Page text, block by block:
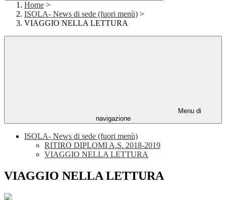
Home >
ISOLA- News di sede (fuori menù) >
VIAGGIO NELLA LETTURA
Menu di
navigazione
ISOLA- News di sede (fuori menù)
RITIRO DIPLOMI A.S. 2018-2019
VIAGGIO NELLA LETTURA
VIAGGIO NELLA LETTURA